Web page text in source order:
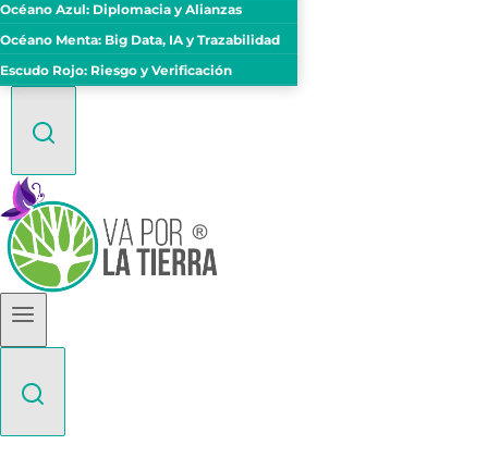
Océano Azul: Diplomacia y Alianzas
Océano Menta: Big Data, IA y Trazabilidad
Escudo Rojo: Riesgo y Verificación